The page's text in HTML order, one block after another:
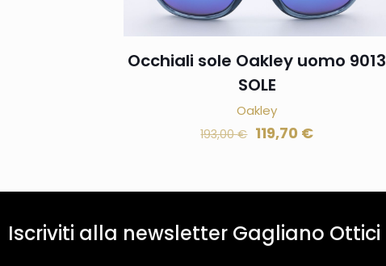
Occhiali sole Oakley uomo 9013
SOLE
Oakley
193,00€ 119,70 €
Iscriviti alla newsletter Gagliano Ottici